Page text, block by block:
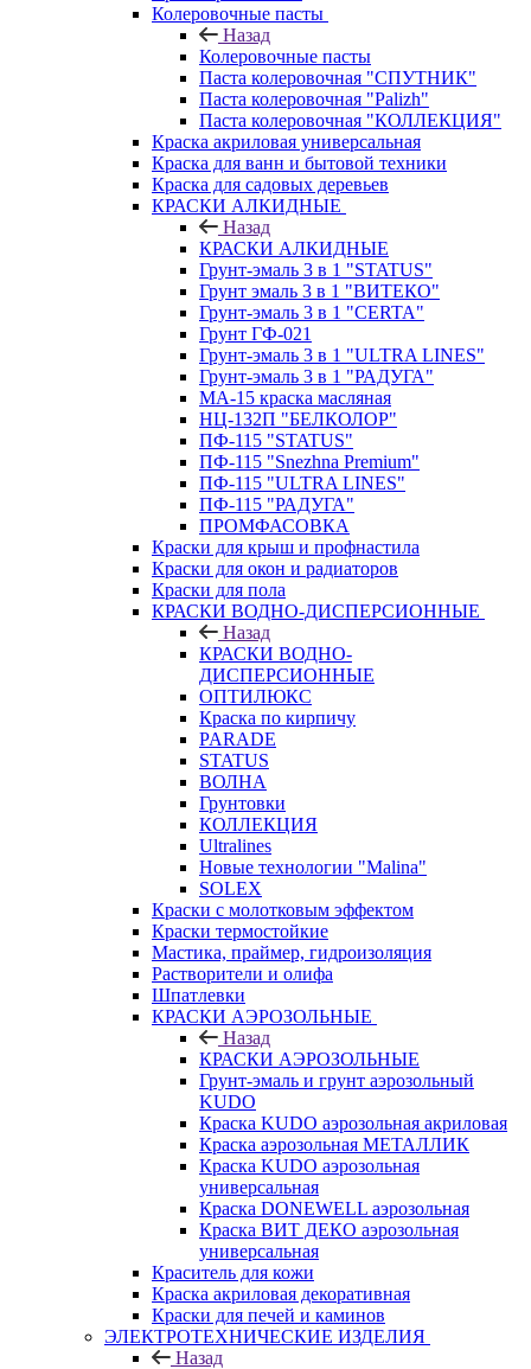
Колеровочные пасты
Назад
Колеровочные пасты
Паста колеровочная "СПУТНИК"
Паста колеровочная "Palizh"
Паста колеровочная "КОЛЛЕКЦИЯ"
Краска акриловая универсальная
Краска для ванн и бытовой техники
Краска для садовых деревьев
КРАСКИ АЛКИДНЫЕ
Назад
КРАСКИ АЛКИДНЫЕ
Грунт-эмаль 3 в 1 "STATUS"
Грунт эмаль 3 в 1 "ВИТЕКО"
Грунт-эмаль 3 в 1 "CERTA"
Грунт ГФ-021
Грунт-эмаль 3 в 1 "ULTRA LINES"
Грунт-эмаль 3 в 1 "РАДУГА"
МА-15 краска масляная
НЦ-132П "БЕЛКОЛОР"
ПФ-115 "STATUS"
ПФ-115 "Snezhna Premium"
ПФ-115 "ULTRA LINES"
ПФ-115 "РАДУГА"
ПРОМФАСОВКА
Краски для крыш и профнастила
Краски для окон и радиаторов
Краски для пола
КРАСКИ ВОДНО-ДИСПЕРСИОННЫЕ
Назад
КРАСКИ ВОДНО-
ДИСПЕРСИОННЫЕ
ОПТИЛЮКС
Краска по кирпичу
PARADE
STATUS
ВОЛНА
Грунтовки
КОЛЛЕКЦИЯ
Ultralines
Новые технологии "Malina"
SOLEX
Краски с молотковым эффектом
Краски термостойкие
Мастика, праймер, гидроизоляция
Растворители и олифа
Шпатлевки
КРАСКИ АЭРОЗОЛЬНЫЕ
Назад
КРАСКИ АЭРОЗОЛЬНЫЕ
Грунт-эмаль и грунт аэрозольный
KUDO
Краска KUDO аэрозольная акриловая
Краска аэрозольная МЕТАЛЛИК
Краска KUDO аэрозольная
универсальная
Краска DONEWELL аэрозольная
Краска ВИТ ДЕКО аэрозольная
универсальная
Краситель для кожи
Краска акриловая декоративная
Краски для печей и каминов
ЭЛЕКТРОТЕХНИЧЕСКИЕ ИЗДЕЛИЯ
Назад